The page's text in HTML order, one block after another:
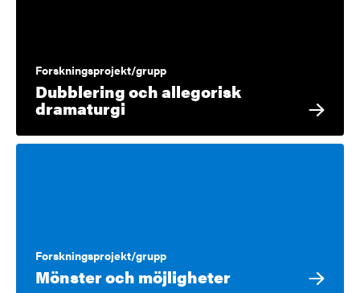
Forskningsprojekt/grupp
Dubblering och allegorisk
dramaturgi
Forskningsprojekt/grupp
Mönster och möjligheter